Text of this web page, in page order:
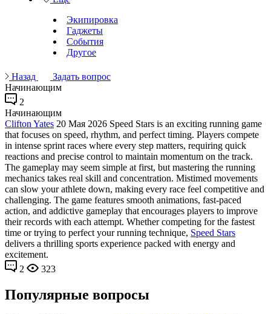
Экипировка
Гаджеты
События
Другое
Назад
Задать вопрос
Начинающим
2
Начинающим
Clifton Yates 20 Мая 2026 Speed Stars is an exciting running game
that focuses on speed, rhythm, and perfect timing. Players compete
in intense sprint races where every step matters, requiring quick
reactions and precise control to maintain momentum on the track.
The gameplay may seem simple at first, but mastering the running
mechanics takes real skill and concentration. Mistimed movements
can slow your athlete down, making every race feel competitive and
challenging. The game features smooth animations, fast-paced
action, and addictive gameplay that encourages players to improve
their records with each attempt. Whether competing for the fastest
time or trying to perfect your running technique, Speed Stars
delivers a thrilling sports experience packed with energy and
excitement.
2
323
Популярные вопросы